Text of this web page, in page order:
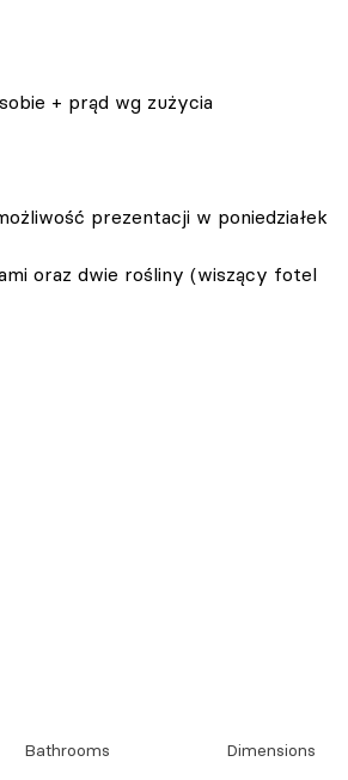
+ prąd wg zużycia
prezentacji w poniedziałek
oraz dwie rośliny (wiszący fotel
Bathrooms Dimensions